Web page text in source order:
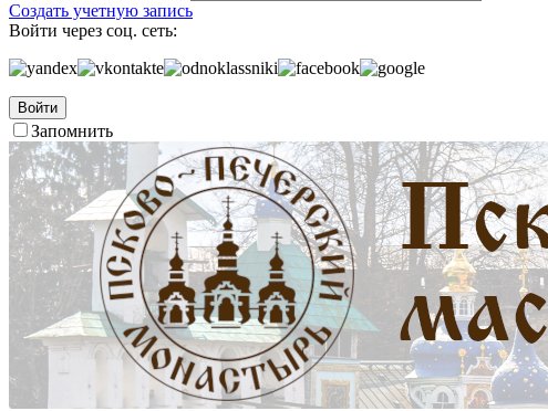
Создать учетную запись
Войти через соц. сеть:
Войти
Запомнить